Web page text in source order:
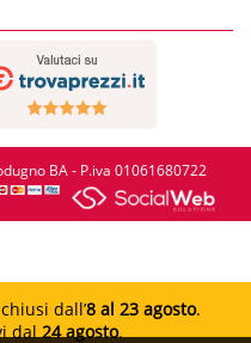
BA - P.iva 01061680722
dall’8 al 23 agosto.
dal24 agosto.